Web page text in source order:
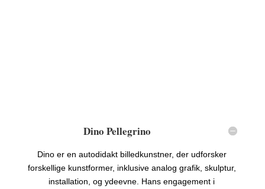
Dino Pellegrino
Dino er en autodidakt billedkunstner, der udforsker
forskellige kunstformer, inklusive analog grafik, skulptur,
installation, og ydeevne. Hans engagement i